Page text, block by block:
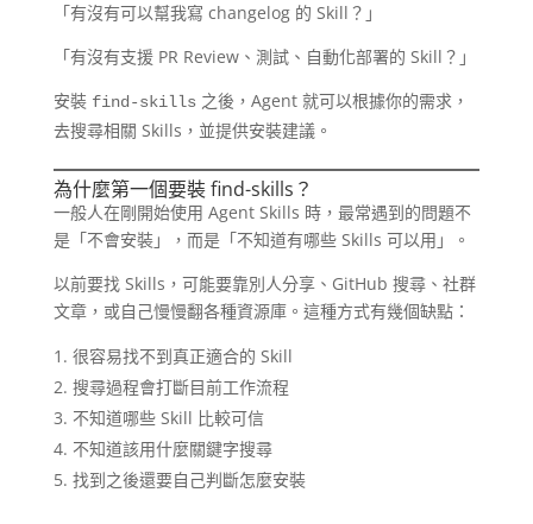
「有沒有可以幫我寫 changelog 的 Skill？」
「有沒有支援 PR Review、測試、自動化部署的 Skill？」
安裝 find-skills 之後，Agent 就可以根據你的需求，
去搜尋相關 Skills，並提供安裝建議。
為什麼第一個要裝 find-skills？
一般人在剛開始使用 Agent Skills 時，最常遇到的問題不
是「不會安裝」，而是「不知道有哪些 Skills 可以用」。
以前要找 Skills，可能要靠別人分享、GitHub 搜尋、社群
文章，或自己慢慢翻各種資源庫。這種方式有幾個缺點：
很容易找不到真正適合的 Skill
搜尋過程會打斷目前工作流程
不知道哪些 Skill 比較可信
不知道該用什麼關鍵字搜尋
找到之後還要自己判斷怎麼安裝